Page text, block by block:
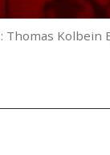
Thomas Kolbein